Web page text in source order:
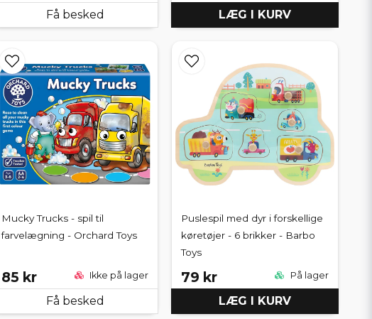
Få besked LÆG I KURV
Mucky Trucks - spil til
farvelægning - Orchard Toys
85 kr Ikke på lager
Få besked
Puslespil med dyr i forskellige
køretøjer - 6 brikker - Barbo
Toys
79 kr På lager
LÆG I KURV